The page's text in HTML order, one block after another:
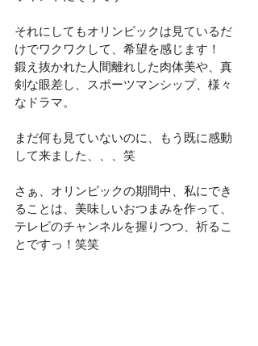
それにしてもオリンピックは見ているだ
けでワクワクして、希望を感じます！
鍛え抜かれた人間離れした肉体美や、真
剣な眼差し、スポーツマンシップ、様々
なドラマ。
まだ何も見ていないのに、もう既に感動
して来ました、、、笑
さぁ、オリンピックの期間中、私にでき
ることは、美味しいおつまみを作って、
テレビのチャンネルを握りつつ、祈るこ
とですっ！笑笑